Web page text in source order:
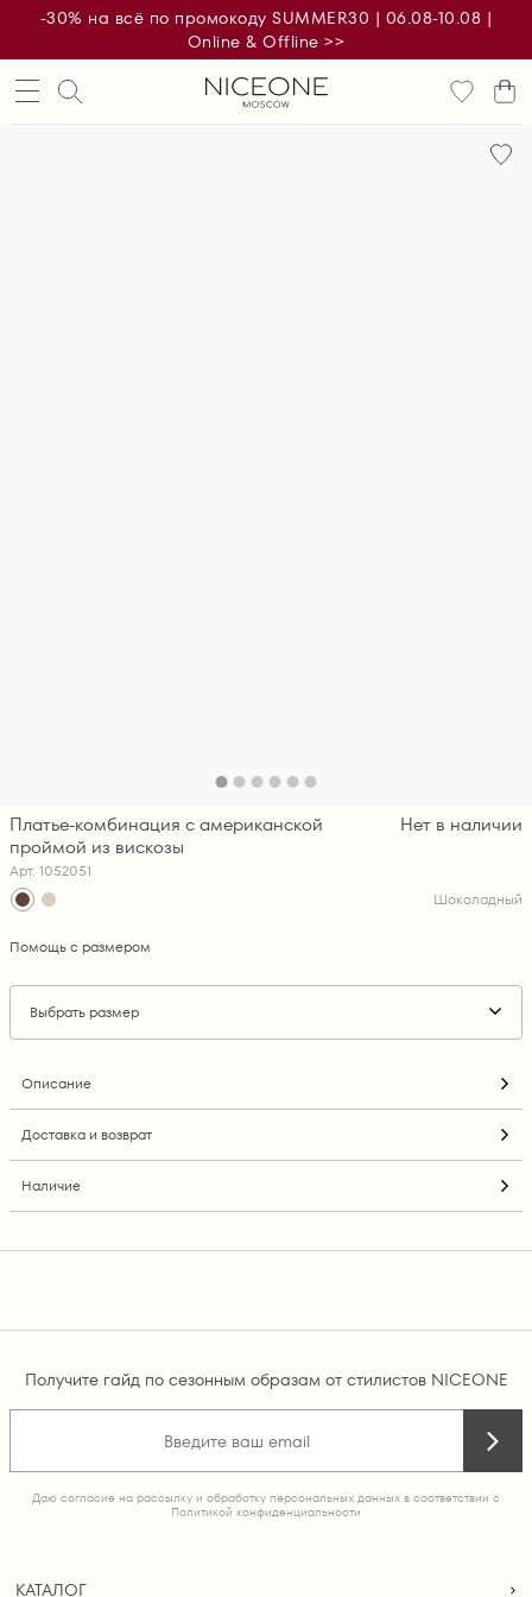
-30% на всё по промокоду SUMMER30 | 06.08-10.08 |
Online & Offline >>
Платье-комбинация с американской
проймой из вискозы
Арт. 1052051
Нет в наличии
Шоколадный
Помощь с размером
Выбрать размер
Описание
Доставка и возврат
Наличие
Получите гайд по сезонным образам от стилистов NICEONE
Даю согласие на рассылку и обработку персональных данных в соответствии с
Политикой конфиденциальности
КАТАЛОГ